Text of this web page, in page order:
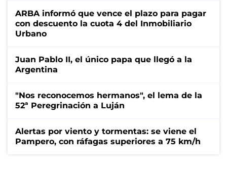
ARBA informó que vence el plazo para pagar
con descuento la cuota 4 del Inmobiliario
Urbano
Juan Pablo II, el único papa que llegó a la
Argentina
"Nos reconocemos hermanos", el lema de la
52ª Peregrinación a Luján
Alertas por viento y tormentas: se viene el
Pampero, con ráfagas superiores a 75 km/h